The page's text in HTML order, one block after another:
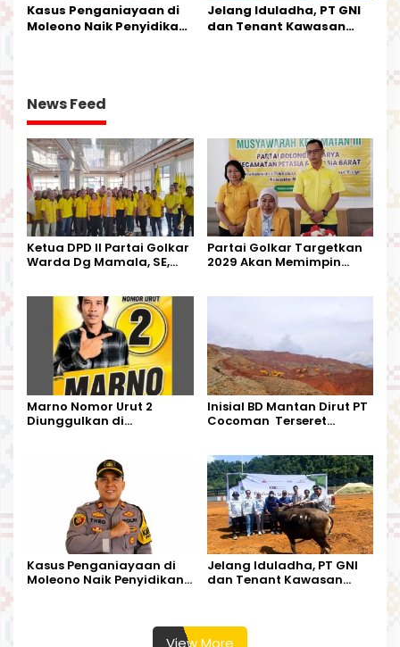
Kasus Penganiayaan di
Moleono Naik Penyidikan,
Jelang Iduladha, PT GNI
dan Tenant Kawasan
News Feed
Ketua DPD II Partai Golkar
Warda Dg Mamala, SE,
Kecamatan Petbar
Partai Golkar Targetkan
2029 Akan Memimpin
Marno Nomor Urut 2
Diunggulkan di
Harapan Warga
Inisial BD Mantan Dirut PT
Cocoman Terseret
Kalimantan Barat
Kasus Penganiayaan di
Moleono Naik Penyidikan,
Jelang Iduladha, PT GNI
dan Tenant Kawasan
View More